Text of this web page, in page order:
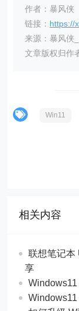
作者：暴风侠
链接： https://
来源：暴风侠
文章版权归作
Win11
相关内容
联想笔记本
享